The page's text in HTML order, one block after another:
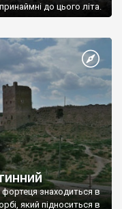
до цього літа.
фортеця знаходиться в
який підноситься в